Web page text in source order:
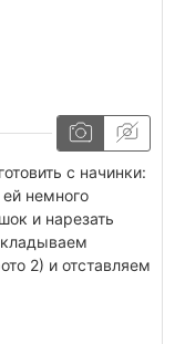
с начинки:
немного
и нарезать
2) и отставляем